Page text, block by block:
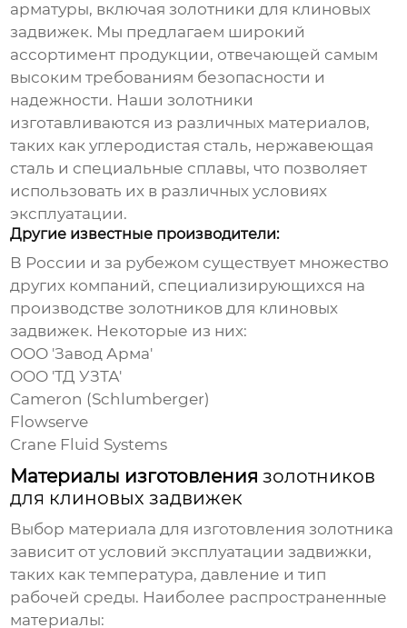
арматуры, включаязолотники для клиновых
задвижек. Мы предлагаем широкий
ассортимент продукции, отвечающей самым
высоким требованиям безопасности и
надежности. Нашизолотники
изготавливаются из различных материалов,
таких как углеродистая сталь, нержавеющая
сталь и специальные сплавы, что позволяет
использовать их в различных условиях
эксплуатации.
Другие известные производители:
В России и за рубежом существует множество
других компаний, специализирующихся на
производствезолотников для клиновых
задвижек. Некоторые из них:
ООО 'Завод Арма'
ООО 'ТД УЗТА'
Cameron (Schlumberger)
Flowserve
Crane Fluid Systems
Материалы изготовлениязолотников
для клиновых задвижек
Выбор материала для изготовлениязолотника
зависит от условий эксплуатации задвижки,
таких как температура, давление и тип
рабочей среды. Наиболее распространенные
материалы: